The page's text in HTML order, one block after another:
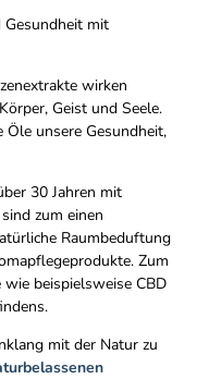
mit
wirken
Geist und Seele.
unsere Gesundheit,
30 Jahren mit
zum einen
Raumbeduftung
Zum
beispielsweise CBD
mit der Natur zu